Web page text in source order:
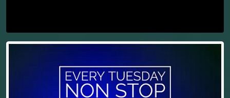
keyboard_arrow_down
DJ – SET Tous le samedis de 22H00 à 06H00